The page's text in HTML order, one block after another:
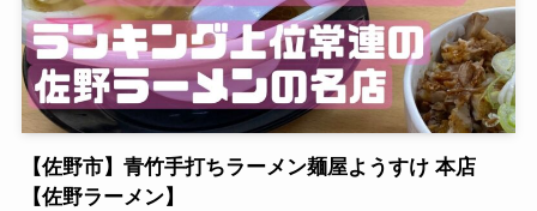
【佐野市】青竹手打ちラーメン麺屋ようすけ 本店
【佐野ラーメン】